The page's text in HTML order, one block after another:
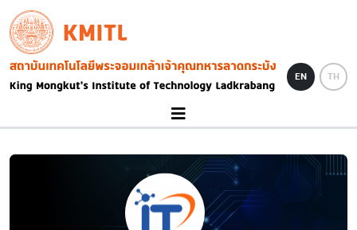
Skip to main content
KMITL
Image
EN TH